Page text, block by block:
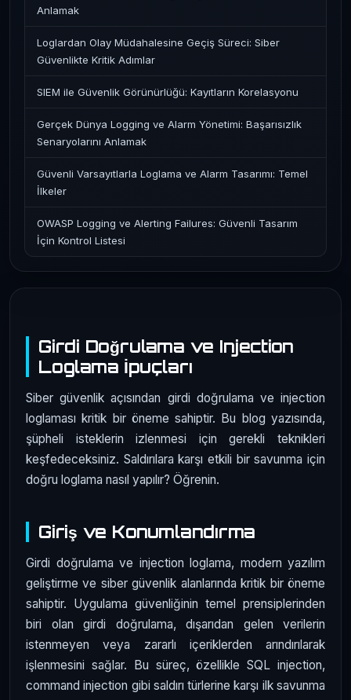
Girdi Doğrulama ve Injection
Loglama İpuçları
Siber güvenlik açısından girdi doğrulama ve injection
loglaması kritik bir öneme sahiptir. Bu blog yazısında,
şüpheli isteklerin izlenmesi için gerekli teknikleri
keşfedeceksiniz. Saldırılara karşı etkili bir savunma için
doğru loglama nasıl yapılır? Öğrenin.
Giriş ve Konumlandırma
Girdi doğrulama ve injection loglama, modern yazılım
geliştirme ve siber güvenlik alanlarında kritik bir öneme
sahiptir. Uygulama güvenliğinin temel prensiplerinden
biri olan girdi doğrulama, dışarıdan gelen verilerin
istenmeyen veya zararlı içeriklerden arındırılarak
işlenmesini sağlar. Bu süreç, özellikle SQL injection,
command injection gibi saldırı türlerine karşı ilk savunma
Anlamak
Loglardan Olay Müdahalesine Geçiş Süreci: Siber
Güvenlikte Kritik Adımlar
SIEM ile Güvenlik Görünürlüğü: Kayıtların Korelasyonu
Gerçek Dünya Logging ve Alarm Yönetimi: Başarısızlık
Senaryolarını Anlamak
Güvenli Varsayıtlarla Loglama ve Alarm Tasarımı: Temel
İlkeler
OWASP Logging ve Alerting Failures: Güvenli Tasarım
İçin Kontrol Listesi